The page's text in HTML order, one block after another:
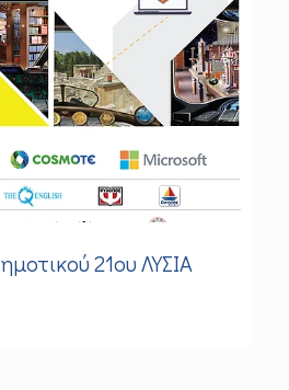
21ου ΛΥΣΙΑ